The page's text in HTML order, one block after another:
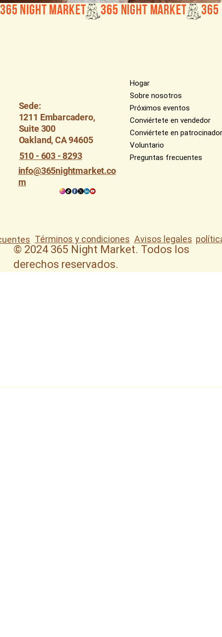
365 Night Market
Sede:
1211 Embarcadero,
Suite 300
Oakland, CA 94605
510 - 603 - 8293
info@365nightmarket.co
m
Hogar
Sobre nosotros
Próximos eventos
Conviértete en vendedor
Conviértete en patrocinador
Voluntario
Preguntas frecuentes
Términos y condiciones Avisos legales
© 2024 365 Night Market. Todos los
derechos reservados.